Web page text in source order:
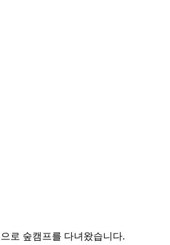
로 숲캠프를 다녀왔습니다.